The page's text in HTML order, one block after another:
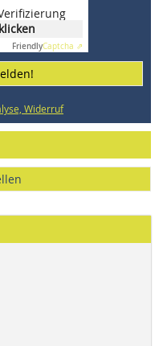
FriendlyCaptcha ⇗
Widerruf